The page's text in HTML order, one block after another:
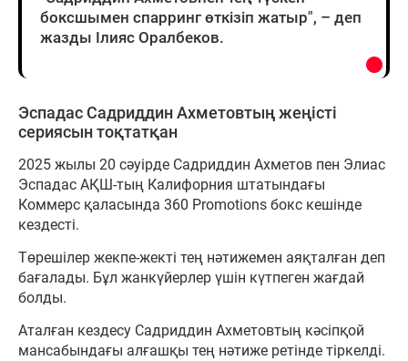
боксшымен спарринг өткізіп жатыр", – деп
жазды Ілияс Оралбеков.
Эспадас Садриддин Ахметовтың жеңісті
сериясын тоқтатқан
2025 жылы 20 сәуірде Садриддин Ахметов пен Элиас
Эспадас АҚШ-тың Калифорния штатындағы
Коммерс қаласында 360 Promotions бокс кешінде
кездесті.
Төрешілер жекпе-жекті тең нәтижемен аяқталған деп
бағалады. Бұл жанкүйерлер үшін күтпеген жағдай
болды.
Аталған кездесу Садриддин Ахметовтың кәсіпқой
мансабындағы алғашқы тең нәтиже ретінде тіркелді.